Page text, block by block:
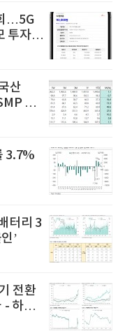
…5G
투자
산
상
3.7%
터리 3
’
전환
- 하나